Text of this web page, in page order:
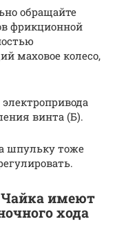
обращайте
фрикционной
маховое колесо,
винта (Б).
шпульку тоже
имеют
хода